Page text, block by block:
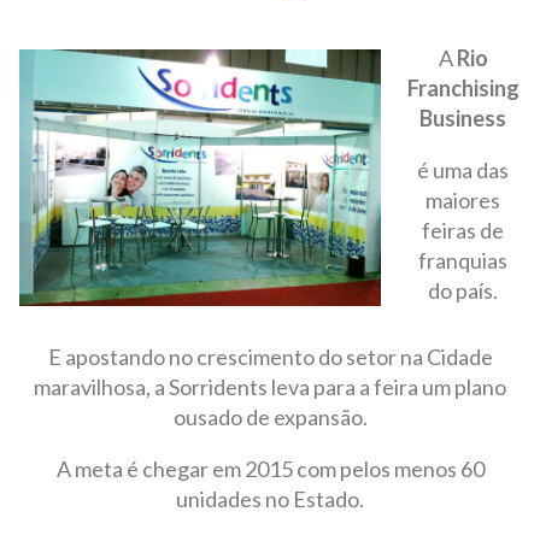
ARio
Franchising
Business
é uma das
maiores
feiras de
franquias
do país.
E apostando no crescimento do setor na Cidade
maravilhosa, a Sorridents leva para a feira um plano
ousado de expansão.
A meta é chegar em 2015 com pelos menos 60
unidades no Estado.